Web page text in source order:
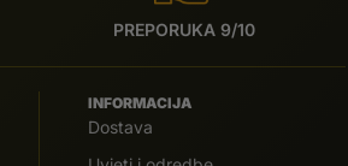
PREPORUKA 9/10
INFORMACIJA
Dostava